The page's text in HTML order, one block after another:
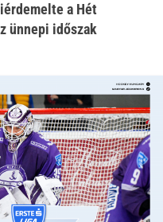
a Hét
ünnepi időszak